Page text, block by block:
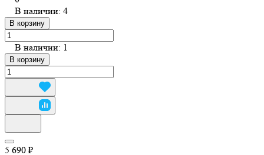
В наличии: 4
В корзину
В наличии: 1
В корзину
5 690 ₽